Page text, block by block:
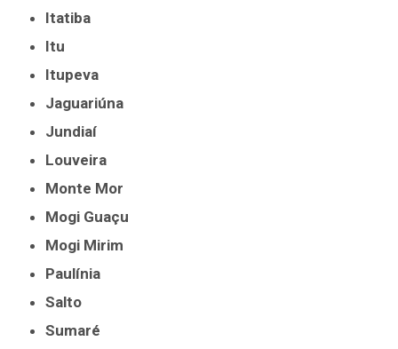
Itatiba
Itu
Itupeva
Jaguariúna
Jundiaí
Louveira
Monte Mor
Mogi Guaçu
Mogi Mirim
Paulínia
Salto
Sumaré